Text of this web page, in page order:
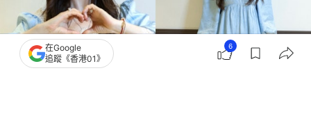
在Google
追蹤《香港01》
6